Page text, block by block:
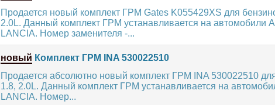
Продается новый комплект ГРМ Gates K055429XS для
2.0L. Данный комплект ГРМ устанавливается на автомобили
LANCIA. Номер заменителя -...
новый Комплект ГРМ INA 530022510
Продается абсолютно новый комплект ГРМ INA 530022510
1.8, 2.0L. Данный комплект ГРМ устанавливается на
LANCIA. Номер...